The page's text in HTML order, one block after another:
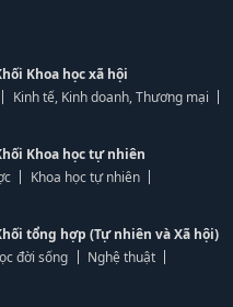
Khoa học xã hội
Kinh tế, Kinh doanh, Thương mại
Khoa học tự nhiên
Khoa học tự nhiên
tổng hợp (Tự nhiên và Xã hội)
đời sống
Nghệ thuật